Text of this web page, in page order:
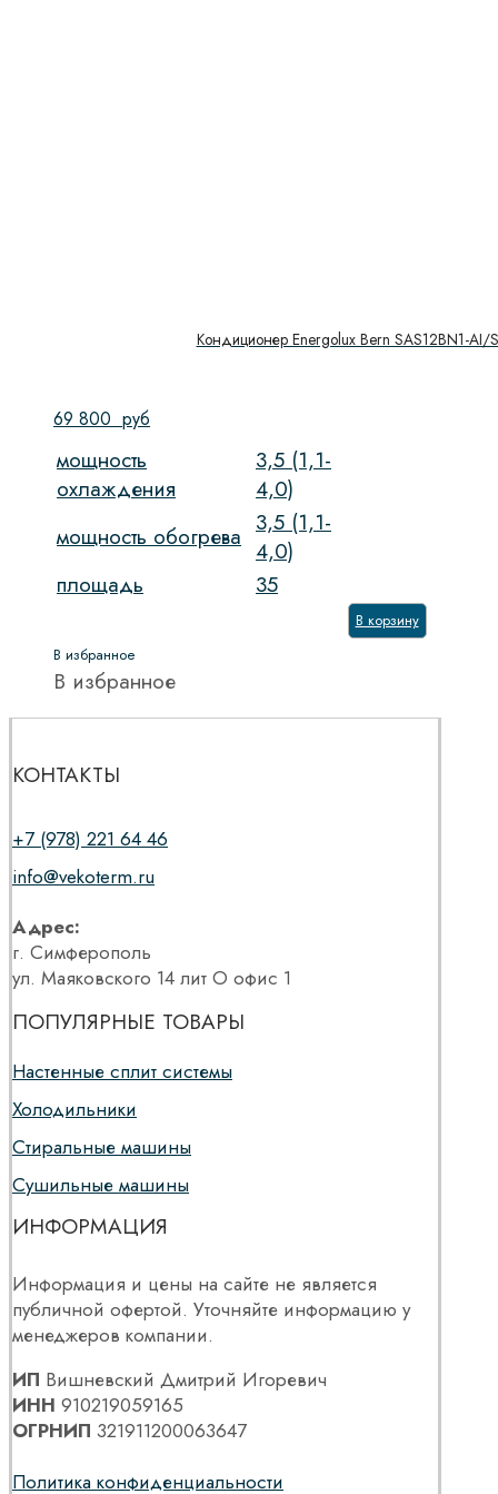
Кондиционер Energolux Bern SAS12BN1-AI/
69 800 руб
мощность
охлаждения
3,5 (1,1-
4,0)
мощность обогрева 3,5 (1,1-
4,0)
площадь
35
В корзину
В избранное
В избранное
КОНТАКТЫ
+7 (978) 221 64 46
info@vekoterm.ru
Адрес:
г. Симферополь
ул. Маяковского 14 лит О офис 1
ПОПУЛЯРНЫЕ ТОВАРЫ
Настенные сплит системы
Холодильники
Стиральные машины
Сушильные машины
ИНФОРМАЦИЯ
Информация и цены на сайте не является
публичной офертой. Уточняйте информацию у
менеджеров компании.
ИП Вишневский Дмитрий Игоревич
ИНН 910219059165
ОГРНИП 321911200063647
Политика конфиденциальности